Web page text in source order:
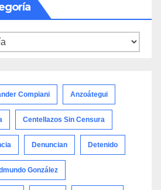
Compiani Anzoátegui
Centellazos Sin Censura
Denuncian Detenido
González